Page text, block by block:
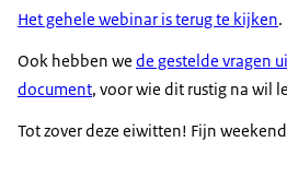
Het gehele webinar is terug te kijken.
Ook hebben we de gestelde vragen
document, voor wie dit rustig na wil
Tot zover deze eiwitten! Fijn